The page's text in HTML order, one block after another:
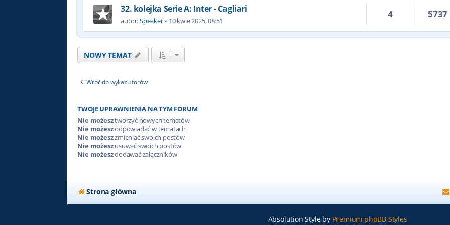
32. kolejka Serie A: Inter - Cagliari
autor:Speaker» 10 kwie 2025, 08:51
4 5737
NOWY TEMAT
Wróć do wykazu forów
TWOJE UPRAWNIENIA NA TYM FORUM
Nie możesztworzyć nowych tematów
Nie możeszodpowiadać w tematach
Nie możeszzmieniać swoich postów
Nie możeszusuwać swoich postów
Nie możeszdodawać załączników
Strona główna
Absolution Style by Premium phpBB Styles